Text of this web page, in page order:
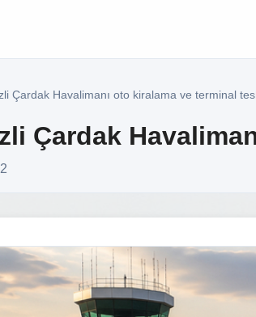
Çardak Havalimanı oto kiralama ve terminal
Çardak